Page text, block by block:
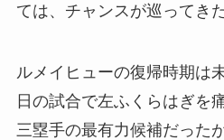
ては、チャンスが巡ってきた
ルメイヒューの復帰時期は
日の試合で左ふくらはぎを
三塁手の最有力候補だった